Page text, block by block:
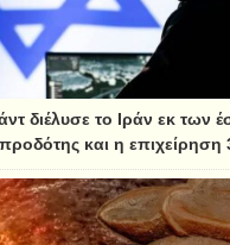
διέλυσε το Ιράν εκ των
και η επιχείρηση